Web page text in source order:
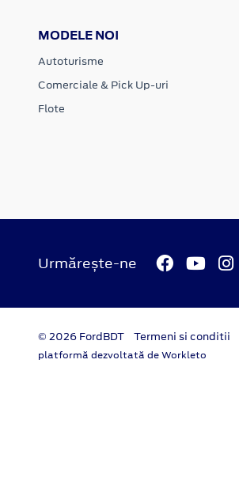
MODELE NOI
Autoturisme
Comerciale & Pick Up-uri
Flote
Urmărește-ne
© 2026 FordBDT Termeni si conditii
platformă dezvoltată de Workleto